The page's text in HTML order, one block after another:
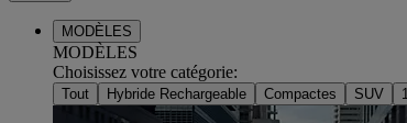
MODÈLES
MODÈLES
Choisissez votre catégorie:
Tout Hybride Rechargeable Compactes SUV